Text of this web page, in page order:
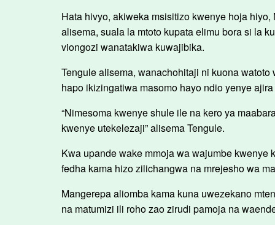
Hata hivyo, akiweka msisitizo kwenye hoja
alisema, suala la mtoto kupata elimu bora si la
viongozi wanatakiwa kuwajibika.
Tengule alisema, wanachohitaji ni kuona
hapo ikizingatiwa masomo hayo ndio yenye
“Nimesoma kwenye shule ile na kero ya
kwenye utekelezaji” alisema Tengule.
Kwa upande wake mmoja wa wajumbe
fedha kama hizo zilichangwa na mrejesho wa
Mangerepa aliomba kama kuna uwezekano
na matumizi ili roho zao zirudi pamoja na